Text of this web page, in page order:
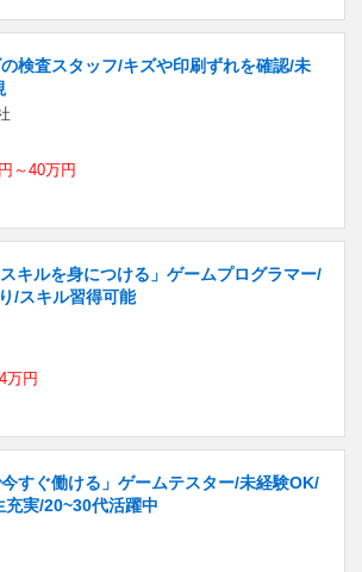
検査スタッフ/キズや印刷ずれを確認/未
～40万円
スキルを身につける」ゲームプログラマー/
/スキル習得可能
万円
今すぐ働ける」ゲームテスター/未経験OK/
実/20~30代活躍中